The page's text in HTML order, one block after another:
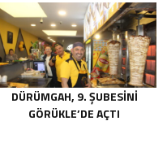
DÜRÜMGAH, 9. ŞUBESINI
GÖRÜKLE’DE AÇTI